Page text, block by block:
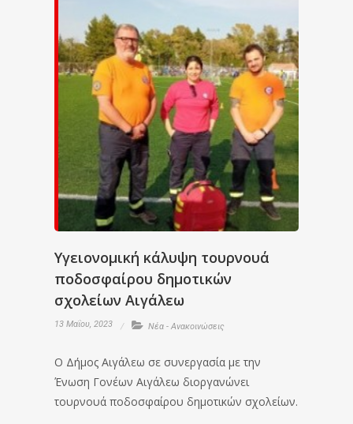
Υγειονομική κάλυψη τουρνουά
ποδοσφαίρου δημοτικών
σχολείων Αιγάλεω
13 Μαΐου, 2023 Νέα - Ανακοινώσεις
Ο Δήμος Αιγάλεω σε συνεργασία με την
Ένωση Γονέων Αιγάλεω διοργανώνει
τουρνουά ποδοσφαίρου δημοτικών σχολείων.